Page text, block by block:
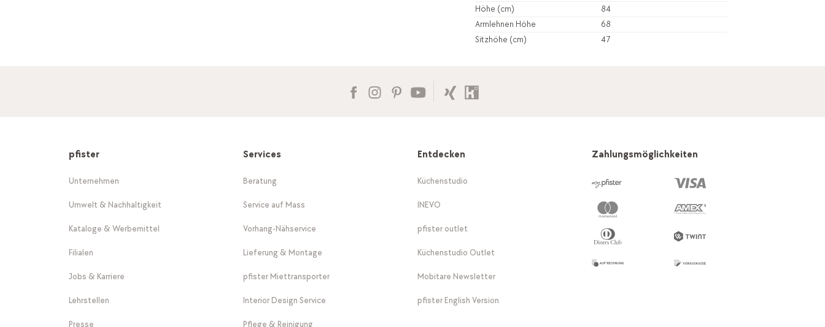
Höhe (cm)
84
Armlehnen Höhe
68
Sitzhöhe (cm)
47
pfister
Unternehmen
Umwelt & Nachhaltigkeit
Kataloge & Werbemittel
Filialen
Jobs & Karriere
Lehrstellen
Presse
Services
Beratung
Service auf Mass
Vorhang-Nähservice
Lieferung & Montage
pfister Miettransporter
Interior Design Service
Pflege & Reinigung
Entdecken
Küchenstudio
INEVO
pfister outlet
Küchenstudio Outlet
Mobitare Newsletter
pfister English Version
Zahlungsmöglichkeiten